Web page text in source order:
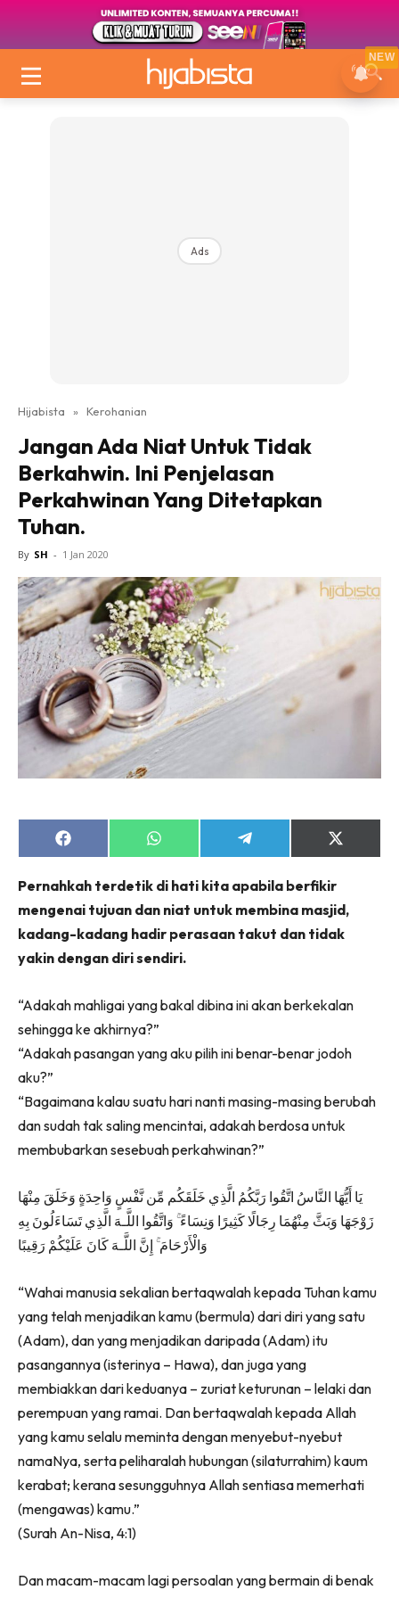
Ads
Hijabista » Kerohanian
Jangan Ada Niat Untuk Tidak
Berkahwin. Ini Penjelasan
Perkahwinan Yang Ditetapkan
Tuhan.
By SH - 1 Jan 2020
Share
on
Share
on
Share
on
Share
on
(Twitter)
Pernahkah terdetik di hati kita apabila berfikir
mengenai tujuan dan niat untuk membina masjid,
kadang-kadang hadir perasaan takut dan tidak
yakin dengan diri sendiri.
“Adakah mahligai yang bakal dibina ini akan berkekalan
sehingga ke akhirnya?”
“Adakah pasangan yang aku pilih ini benar-benar jodoh
aku?”
“Bagaimana kalau suatu hari nanti masing-masing berubah
dan sudah tak saling mencintai, adakah berdosa untuk
membubarkan sesebuah perkahwinan?”
يَا أَيُّهَا النَّاسُ اتَّقُوا رَبَّكُمُ الَّذِي خَلَقَكُم مِّن نَّفْسٍ وَاحِدَةٍ وَخَلَقَ مِنْهَا
زَوْجَهَا وَبَثَّ مِنْهُمَا رِجَالًا كَثِيرًا وَنِسَاءً ۚ وَاتَّقُوا اللَّـهَ الَّذِي تَسَاءَلُونَ بِهِ
وَالْأَرْحَامَ ۚ إِنَّ اللَّـهَ كَانَ عَلَيْكُمْ رَقِيبًا
“Wahai manusia sekalian bertaqwalah kepada Tuhan kamu
yang telah menjadikan kamu (bermula) dari diri yang satu
(Adam), dan yang menjadikan daripada (Adam) itu
pasangannya (isterinya – Hawa), dan juga yang
membiakkan dari keduanya – zuriat keturunan – lelaki dan
perempuan yang ramai. Dan bertaqwalah kepada Allah
yang kamu selalu meminta dengan menyebut-nyebut
namaNya, serta peliharalah hubungan (silaturrahim) kaum
kerabat; kerana sesungguhnya Allah sentiasa memerhati
(mengawas) kamu.”
(Surah An-Nisa, 4:1)
Dan macam-macam lagi persoalan yang bermain di benak
NEW